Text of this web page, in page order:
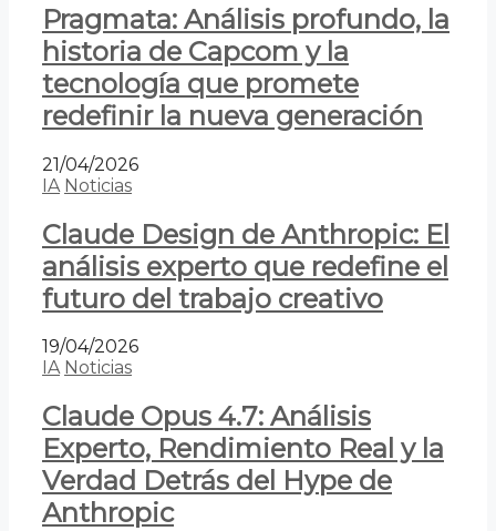
Pragmata: Análisis profundo, la
historia de Capcom y la
tecnología que promete
redefinir la nueva generación
21/04/2026
IA Noticias
Claude Design de Anthropic: El
análisis experto que redefine el
futuro del trabajo creativo
19/04/2026
IA Noticias
Claude Opus 4.7: Análisis
Experto, Rendimiento Real y la
Verdad Detrás del Hype de
Anthropic